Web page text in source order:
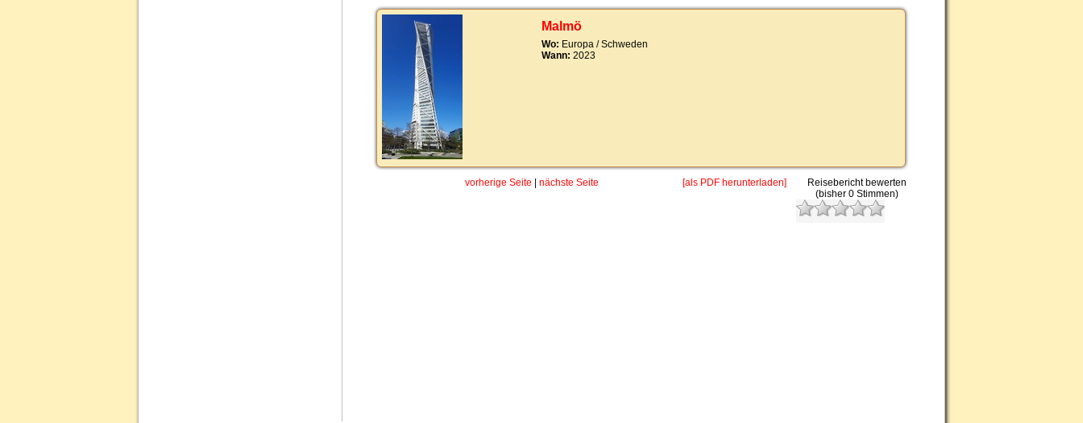
Malmö
Wo: Europa / Schweden
Wann: 2023
Reisebericht bewerten
(bisher 0 Stimmen)
[als PDF herunterladen]
vorherige Seite nächste Seite